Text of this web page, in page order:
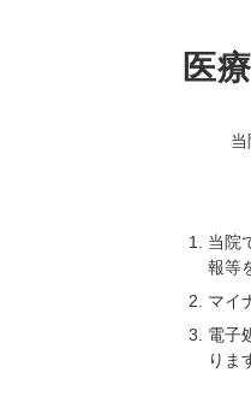
医
当院
報等
マイ
電子
りま